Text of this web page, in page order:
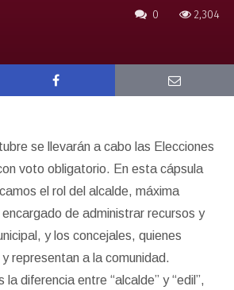
0 2,304
se llevarán a cabo las Elecciones
voto obligatorio. En esta cápsula
el rol del alcalde, máxima
de administrar recursos y
y los concejales, quienes
representan a la comunidad.
diferencia entre “alcalde” y “edil”,